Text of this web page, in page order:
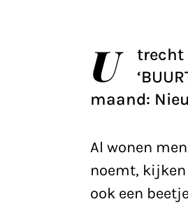
U
trecht
maand:
Al wonen
noemt,
ook een